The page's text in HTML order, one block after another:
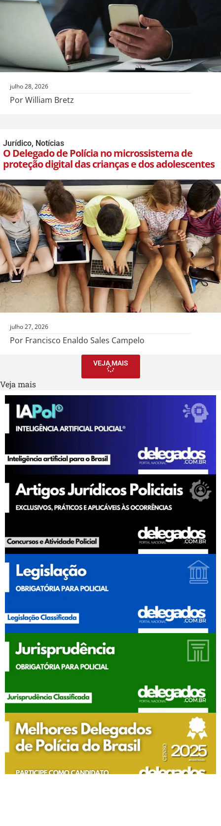
julho 28, 2026
Por William Bretz
Jurídico, Notícias
O Delegado de Polícia no microssistema de
proteção digital das crianças e dos adolescentes
julho 27, 2026
Por Francisco Enaldo Sales Campelo
VEJA MAIS
Veja mais